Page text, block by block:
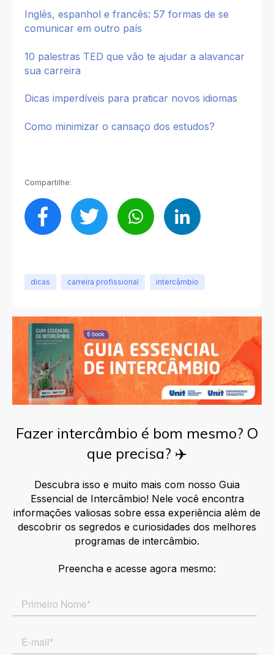
Inglês, espanhol e francês: 57 formas de se
comunicar em outro país
10 palestras TED que vão te ajudar a alavancar
sua carreira
Dicas imperdíveis para praticar novos idiomas
Como minimizar o cansaço dos estudos?
Compartilhe:
dicas carreira profissional intercâmbio
Fazer intercâmbio é bom mesmo? O
que precisa? ✈️
Descubra isso e muito mais com nosso Guia
Essencial de Intercâmbio! Nele você encontra
informações valiosas sobre essa experiência além de
descobrir os segredos e curiosidades dos melhores
programas de intercâmbio.
Preencha e acesse agora mesmo: